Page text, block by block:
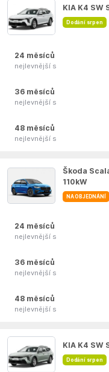
KIA K4 SW
Dodání srpen
24 měsíců
nejlevnější s
36 měsíců
nejlevnější s
48 měsíců
nejlevnější s
Škoda
110kW
NA OBJEDNÁNÍ
24 měsíců
nejlevnější s
36 měsíců
nejlevnější s
48 měsíců
nejlevnější s
KIA K4 SW
Dodání srpen